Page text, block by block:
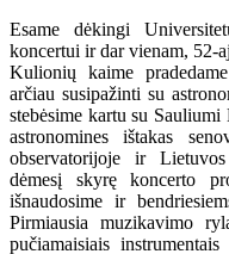
Esame dėkingi
koncertui ir dar vienam, 52-
Kulionių kaime
arčiau susipažinti su
stebėsime kartu su
astronomines ištakas
observatorijoje ir
dėmesį skyrę koncerto
išnaudosime ir
Pirmiausia muzikavimo
pučiamaisiais